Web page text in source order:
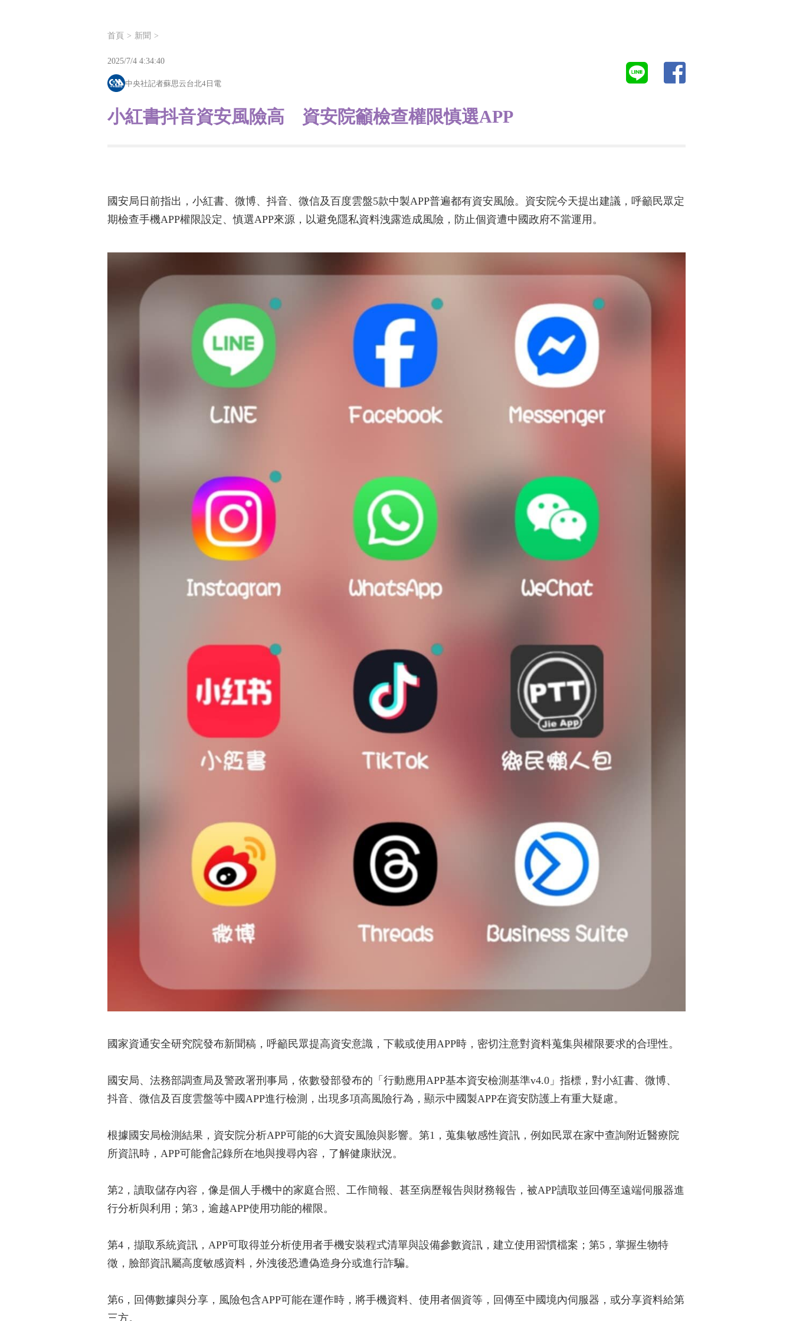
首頁 新聞
小紅書抖音資安風險高 資安院籲檢查權限慎選APP
2025/7/4 4:34:40
中央社記者蘇思云台北4日電
國安局日前指出，小紅書、微博、抖音、微信及百度雲盤5款中製APP普遍都有資安風險。資安院今天提出建議，呼籲民眾定
期檢查手機APP權限設定、慎選APP來源，以避免隱私資料洩露造成風險，防止個資遭中國政府不當運用。
國家資通安全研究院發布新聞稿，呼籲民眾提高資安意識，下載或使用APP時，密切注意對資料蒐集與權限要求的合理性。
國安局、法務部調查局及警政署刑事局，依數發部發布的「行動應用APP基本資安檢測基準v4.0」指標，對小紅書、微博、
抖音、微信及百度雲盤等中國APP進行檢測，出現多項高風險行為，顯示中國製APP在資安防護上有重大疑慮。
根據國安局檢測結果，資安院分析APP可能的6大資安風險與影響。第1，蒐集敏感性資訊，例如民眾在家中查詢附近醫療院
所資訊時，APP可能會記錄所在地與搜尋內容，了解健康狀況。
第2，讀取儲存內容，像是個人手機中的家庭合照、工作簡報、甚至病歷報告與財務報告，被APP讀取並回傳至遠端伺服器進
行分析與利用；第3，逾越APP使用功能的權限。
第4，擷取系統資訊，APP可取得並分析使用者手機安裝程式清單與設備參數資訊，建立使用習慣檔案；第5，掌握生物特
徵，臉部資訊屬高度敏感資料，外洩後恐遭偽造身分或進行詐騙。
第6，回傳數據與分享，風險包含APP可能在運作時，將手機資料、使用者個資等，回傳至中國境內伺服器，或分享資料給第
三方。